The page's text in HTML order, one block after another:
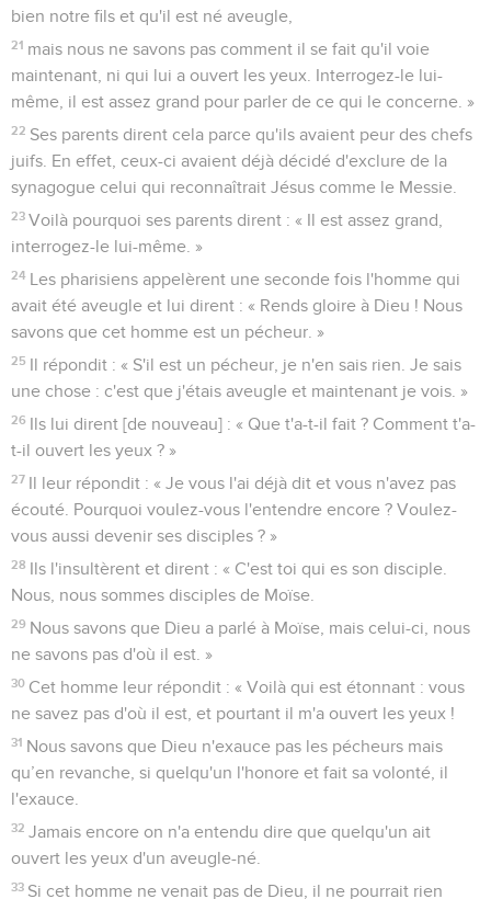
bien notre fils et qu'il est né aveugle,
21 mais nous ne savons pas comment il se fait qu'il voie
maintenant, ni qui lui a ouvert les yeux. Interrogez-le lui-
même, il est assez grand pour parler de ce qui le concerne. »
22 Ses parents dirent cela parce qu'ils avaient peur des chefs
juifs. En effet, ceux-ci avaient déjà décidé d'exclure de la
synagogue celui qui reconnaîtrait Jésus comme le Messie.
23 Voilà pourquoi ses parents dirent : « Il est assez grand,
interrogez-le lui-même. »
24 Les pharisiens appelèrent une seconde fois l'homme qui
avait été aveugle et lui dirent : « Rends gloire à Dieu ! Nous
savons que cet homme est un pécheur. »
25 Il répondit : « S'il est un pécheur, je n'en sais rien. Je sais
une chose : c'est que j'étais aveugle et maintenant je vois. »
26 Ils lui dirent [de nouveau] : « Que t'a-t-il fait ? Comment t'a-
t-il ouvert les yeux ? »
27 Il leur répondit : « Je vous l'ai déjà dit et vous n'avez pas
écouté. Pourquoi voulez-vous l'entendre encore ? Voulez-
vous aussi devenir ses disciples ? »
28 Ils l'insultèrent et dirent : « C'est toi qui es son disciple.
Nous, nous sommes disciples de Moïse.
29 Nous savons que Dieu a parlé à Moïse, mais celui-ci, nous
ne savons pas d'où il est. »
30 Cet homme leur répondit : « Voilà qui est étonnant : vous
ne savez pas d'où il est, et pourtant il m'a ouvert les yeux !
31 Nous savons que Dieu n'exauce pas les pécheurs mais
qu’en revanche, si quelqu'un l'honore et fait sa volonté, il
l'exauce.
32 Jamais encore on n'a entendu dire que quelqu'un ait
ouvert les yeux d'un aveugle-né.
33 Si cet homme ne venait pas de Dieu, il ne pourrait rien